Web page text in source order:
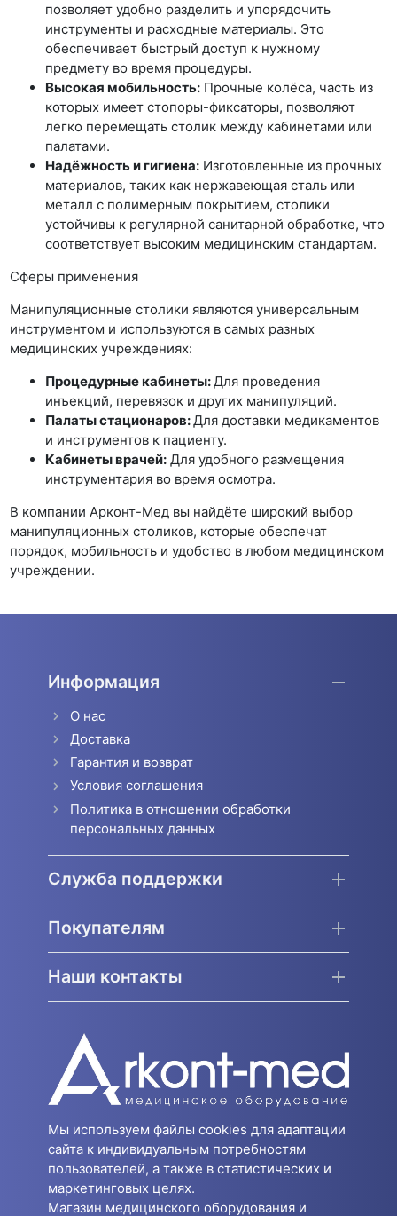
позволяет удобно разделить и упорядочить
инструменты и расходные материалы. Это
обеспечивает быстрый доступ к нужному
предмету во время процедуры.
Высокая мобильность: Прочные колёса, часть из
которых имеет стопоры-фиксаторы, позволяют
легко перемещать столик между кабинетами или
палатами.
Надёжность и гигиена: Изготовленные из прочных
материалов, таких как нержавеющая сталь или
металл с полимерным покрытием, столики
устойчивы к регулярной санитарной обработке, что
соответствует высоким медицинским стандартам.
Сферы применения
Манипуляционные столики являются универсальным
инструментом и используются в самых разных
медицинских учреждениях:
Процедурные кабинеты:Для проведения
инъекций, перевязок и других манипуляций.
Палаты стационаров:Для доставки медикаментов
и инструментов к пациенту.
Кабинеты врачей: Для удобного размещения
инструментария во время осмотра.
В компании Арконт-Мед вы найдёте широкий выбор
манипуляционных столиков, которые обеспечат
порядок, мобильность и удобство в любом медицинском
учреждении.
Информация
О нас
Доставка
Гарантия и возврат
Условия соглашения
Политика в отношении обработки
персональных данных
Служба поддержки
Покупателям
Наши контакты
Мы используем файлы cookies для адаптации
сайта к индивидуальным потребностям
пользователей, а также в статистических и
маркетинговых целях.
Магазин медицинского оборудования и